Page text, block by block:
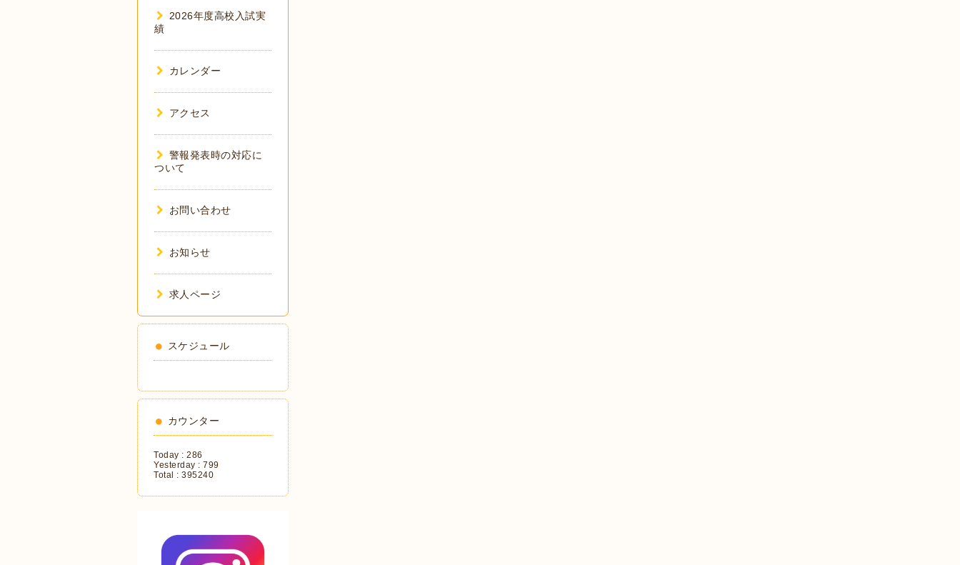
2026年度高校入試実
績
カレンダー
アクセス
警報発表時の対応に
ついて
お問い合わせ
お知らせ
求人ページ
スケジュール
カウンター
Today : 286
Yesterday : 799
Total : 395240